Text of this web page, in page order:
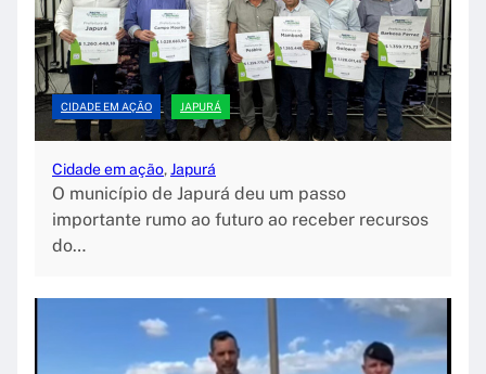
CIDADE EM AÇÃO JAPURÁ
Cidade em ação, Japurá
O município de Japurá deu um passo
importante rumo ao futuro ao receber recursos
do…